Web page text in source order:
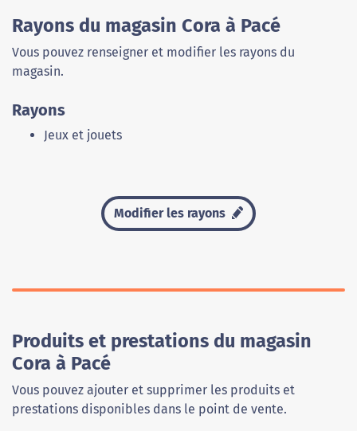
Rayons du magasin Cora à Pacé
Vous pouvez renseigner et modifier les rayons du
magasin.
Rayons
Jeux et jouets
Modifier les rayons
Produits et prestations du magasin
Cora à Pacé
Vous pouvez ajouter et supprimer les produits et
prestations disponibles dans le point de vente.